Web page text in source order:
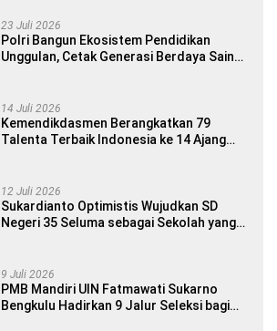
23 Juli 2026
Polri Bangun Ekosistem Pendidikan
Unggulan, Cetak Generasi Berdaya Saing
14 Juli 2026
Kemendikdasmen Berangkatkan 79
Talenta Terbaik Indonesia ke 14 Ajang
12 Juli 2026
Sukardianto Optimistis Wujudkan SD
Negeri 35 Seluma sebagai Sekolah yang
9 Juli 2026
PMB Mandiri UIN Fatmawati Sukarno
Bengkulu Hadirkan 9 Jalur Seleksi bagi